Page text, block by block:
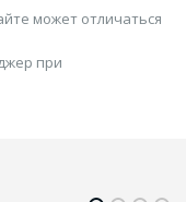
может отличаться
при